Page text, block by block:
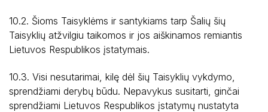
10.2. Šioms Taisyklėms ir santykiams tarp Šalių šių
Taisyklių atžvilgiu taikomos ir jos aiškinamos remiantis
Lietuvos Respublikos įstatymais.
10.3. Visi nesutarimai, kilę dėl šių Taisyklių vykdymo,
sprendžiami derybų būdu. Nepavykus susitarti, ginčai
sprendžiami Lietuvos Respublikos įstatymų nustatyta